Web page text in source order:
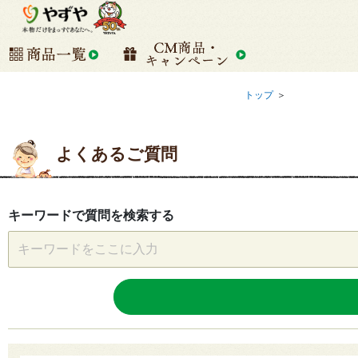
トップ ＞
よくあるご質問
キーワードで質問を検索する